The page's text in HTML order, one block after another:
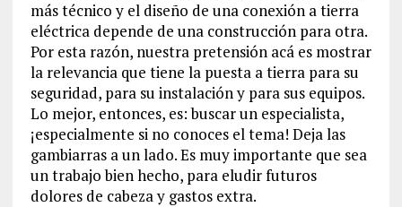
más técnico y el diseño de una conexión a tierra
eléctrica depende de una construcción para otra.
Por esta razón, nuestra pretensión acá es mostrar
la relevancia que tiene la puesta a tierra para su
seguridad, para su instalación y para sus equipos.
Lo mejor, entonces, es: buscar un especialista,
¡especialmente si no conoces el tema! Deja las
gambiarras a un lado. Es muy importante que sea
un trabajo bien hecho, para eludir futuros
dolores de cabeza y gastos extra.